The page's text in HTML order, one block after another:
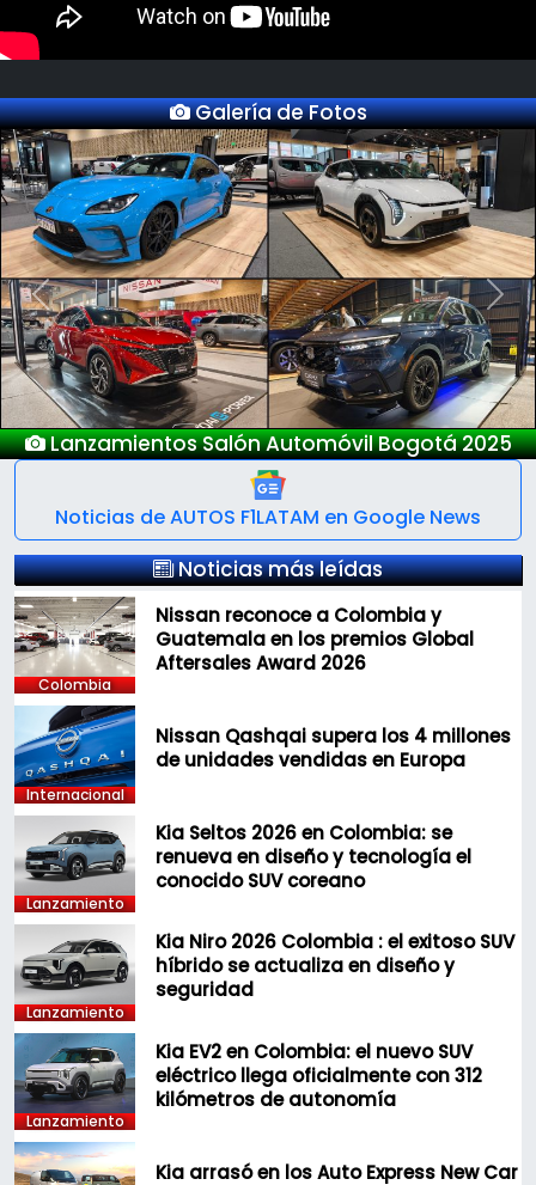
Galería de Fotos
Nuevo Deepal S05
Previous Next
Noticias de AUTOS F1LATAM en Google News
Noticias más leídas
Colombia
Nissan reconoce a Colombia y
Guatemala en los premios Global
Aftersales Award 2026
Internacional
Nissan Qashqai supera los 4 millones
de unidades vendidas en Europa
Lanzamiento
Kia Seltos 2026 en Colombia: se
renueva en diseño y tecnología el
conocido SUV coreano
Lanzamiento
Kia Niro 2026 Colombia : el exitoso SUV
híbrido se actualiza en diseño y
seguridad
Lanzamiento
Kia EV2 en Colombia: el nuevo SUV
eléctrico llega oficialmente con 312
kilómetros de autonomía
Kia arrasó en los Auto Express New Car